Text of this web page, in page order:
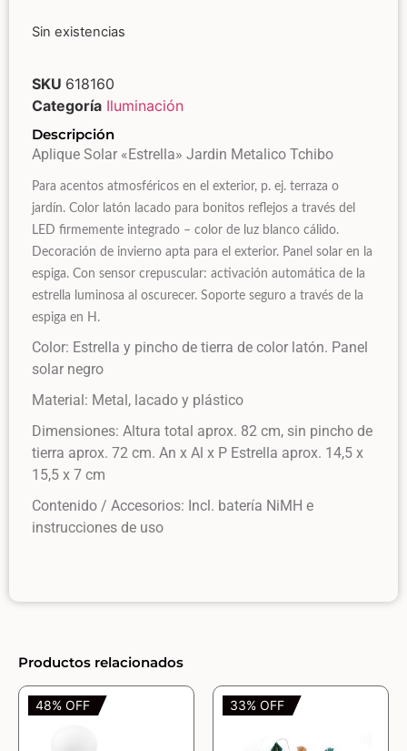
Sin existencias
SKU 618160
Categoría Iluminación
Descripción
Aplique Solar «Estrella» Jardin Metalico Tchibo
Para acentos atmosféricos en el exterior, p. ej. terraza o
jardín. Color latón lacado para bonitos reflejos a través del
LED firmemente integrado – color de luz blanco cálido.
Decoración de invierno apta para el exterior. Panel solar en la
espiga. Con sensor crepuscular: activación automática de la
estrella luminosa al oscurecer. Soporte seguro a través de la
espiga en H.
Color: Estrella y pincho de tierra de color latón. Panel
solar negro
Material: Metal, lacado y plástico
Dimensiones: Altura total aprox. 82 cm, sin pincho de
tierra aprox. 72 cm. An x Al x P Estrella aprox. 14,5 x
15,5 x 7 cm
Contenido / Accesorios: Incl. batería NiMH e
instrucciones de uso
Productos relacionados
48% OFF 33% OFF